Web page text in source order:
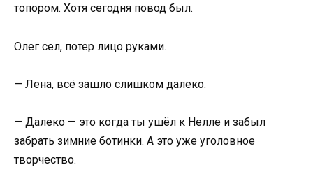
топором. Хотя сегодня повод был.
Олег сел, потер лицо руками.
— Лена, всё зашло слишком далеко.
— Далеко — это когда ты ушёл к Нелле и забыл
забрать зимние ботинки. А это уже уголовное
творчество.